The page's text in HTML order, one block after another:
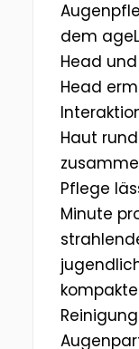
dem
Head
Head
Haut
Pflege
Minute